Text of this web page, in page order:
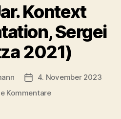
Kontext
Sergei
2021)
Beitragsdatum
4. November 2023
Kommentarezu